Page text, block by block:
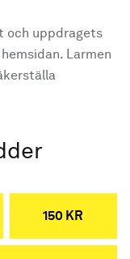
och uppdragets
Larmen
150 KR